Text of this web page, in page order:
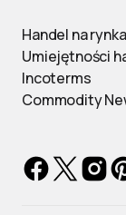
Handel na
Umiejętności
Incoterms
Commodity